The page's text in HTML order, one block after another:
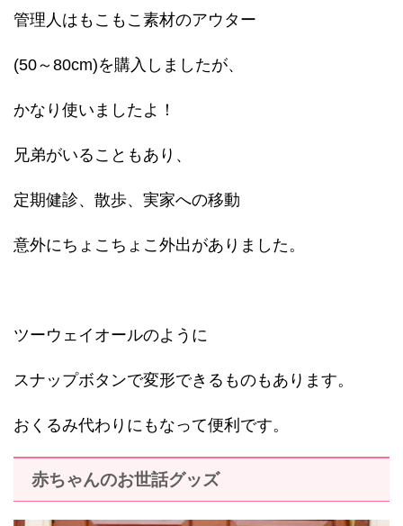
管理人はもこもこ素材のアウター
(50～80cm)を購入しましたが、
かなり使いましたよ！
兄弟がいることもあり、
定期健診、散歩、実家への移動
意外にちょこちょこ外出がありました。
ツーウェイオールのように
スナップボタンで変形できるものもあります。
おくるみ代わりにもなって便利です。
赤ちゃんのお世話グッズ